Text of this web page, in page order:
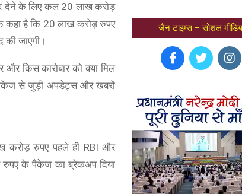
देने के लिए कल 20 लाख करोड़
कहा है कि 20 लाख करोड़ रुपए
की जाएगी।
और किस कारोबार को क्या मिल
पैकेज से जुड़ी अपडेट्स और खबरों
रुपए पहले ही RBI और
रुपए के पैकेज का ब्रेकअप दिया
जैन टाइम्स – सोशल